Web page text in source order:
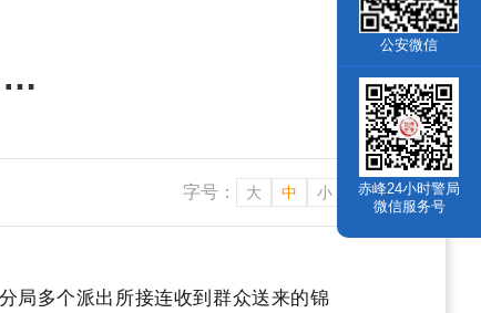
公安微信
赤峰24小时警局
微信服务号
字号： 大 中 小
多个派出所接连收到群众送来的锦